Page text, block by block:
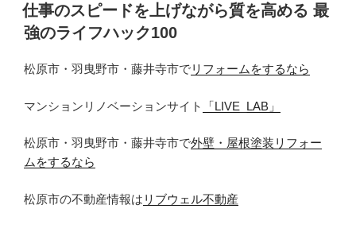
稿
日:
仕事のスピードを上げながら質を高める 最
強のライフハック100
松原市・羽曳野市・藤井寺市でリフォームをするなら
マンションリノベーションサイト 「LIVE_LAB」
松原市・羽曳野市・藤井寺市で外壁・屋根塗装リフォー
ムをするなら
松原市の不動産情報は リブウェル不動産